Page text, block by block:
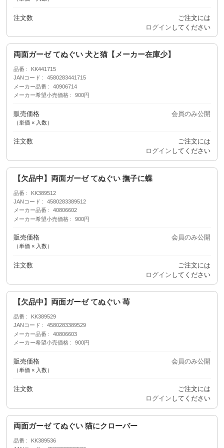
注文数
ご注文には
ログイン してください
両面ガーゼ てぬぐい 犬と猫【メーカー在庫少】
品番
KK441715
JANコード
4580283441715
メーカー品番
40906714
メーカー希望小売価格
900円
販売価格
（単価 × 入数）
会員のみ公開
注文数
ご注文には
ログイン してください
【欠品中】両面ガーゼ てぬぐい 撫子に蝶
品番
KK389512
JANコード
4580283389512
メーカー品番
40806602
メーカー希望小売価格
900円
販売価格
（単価 × 入数）
会員のみ公開
注文数
ご注文には
ログイン してください
【欠品中】両面ガーゼ てぬぐい 苺
品番
KK389529
JANコード
4580283389529
メーカー品番
40806603
メーカー希望小売価格
900円
販売価格
（単価 × 入数）
会員のみ公開
注文数
ご注文には
ログイン してください
両面ガーゼ てぬぐい 猫にクローバー
品番
KK389536